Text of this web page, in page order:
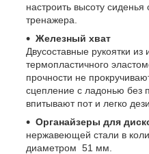
настроить высоту
тренажера.
Железный хват
Двусоставные рукоятки из
термопластичного
прочности не
сцепление с ладонью без
впитывают пот и легко
Органайзеры для
нержавеющей стали в
диаметром 51 мм.